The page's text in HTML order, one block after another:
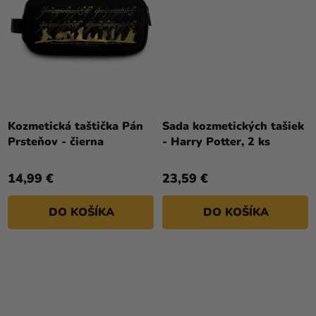
Kozmetická taštička Pán
Prsteňov - čierna
14,99 €
DO KOŠÍKA
Sada kozmetických tašiek
- Harry Potter, 2 ks
23,59 €
DO KOŠÍKA